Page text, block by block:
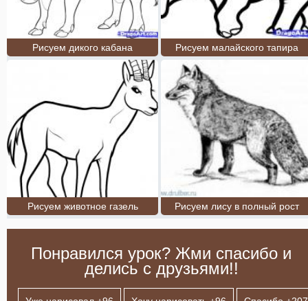
Рисуем дикого кабана Рисуем малайского тапира
Рисуем животное газель Рисуем лису в полный рост
Понравился урок? Жми спасибо и
делись с друзьями!!